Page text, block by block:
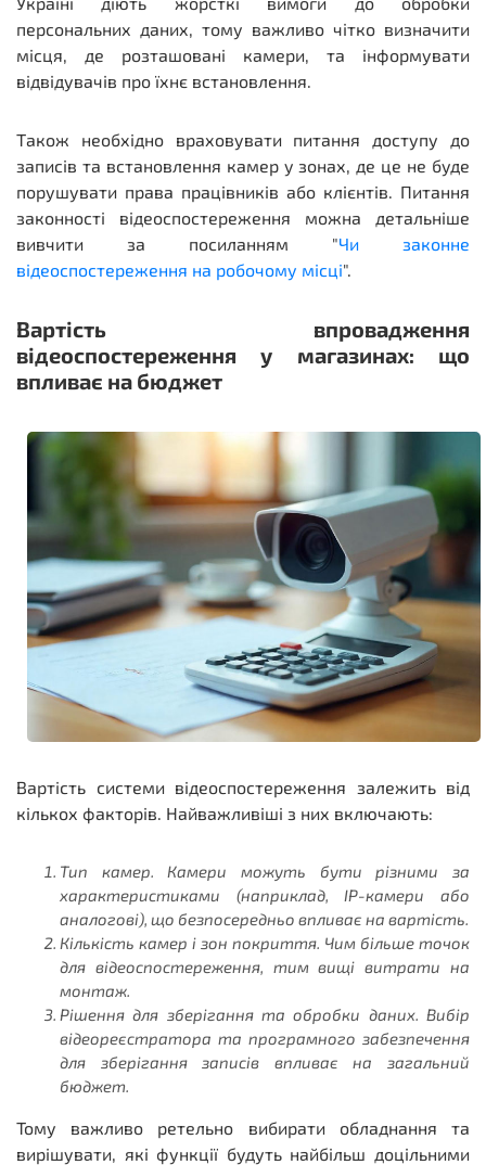
персональних даних, тому важливо чітко визначити
місця, де розташовані камери, та інформувати
відвідувачів про їхнє встановлення.
Також необхідно враховувати питання доступу до
записів та встановлення камер у зонах, де це не буде
порушувати права працівників або клієнтів. Питання
законності відеоспостереження можна детальніше
вивчити за посиланням "Чи законне
відеоспостереження на робочому місці".
Вартість впровадження
відеоспостереження у магазинах: що
впливає на бюджет
Вартість системи відеоспостереження залежить від
кількох факторів. Найважливіші з них включають:
Тип камер. Камери можуть бути різними за
характеристиками (наприклад, IP-камери або
аналогові), що безпосередньо впливає на вартість.
Кількість камер і зон покриття. Чим більше точок
для відеоспостереження, тим вищі витрати на
монтаж.
Рішення для зберігання та обробки даних. Вибір
відеореєстратора та програмного забезпечення
для зберігання записів впливає на загальний
бюджет.
Тому важливо ретельно вибирати обладнання та
вирішувати, які функції будуть найбільш доцільними